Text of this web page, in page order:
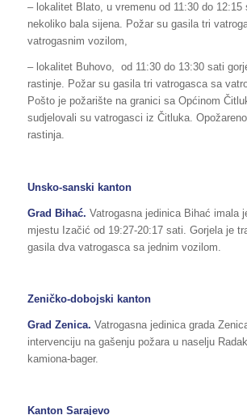
– lokalitet Blato, u vremenu od 11:30 do 12:15
nekoliko bala sijena. Požar su gasila tri
vatrogasnim vozilom,
– lokalitet Buhovo, od 11:30 do 13:30 sati
rastinje. Požar su gasila tri vatrogasca sa
Pošto je požarište na granici sa Općinom
sudjelovali su vatrogasci iz Čitluka.
rastinja.
Unsko-sanski kanton
Grad Bihać. Vatrogasna jedinica Bihać imala
mjestu Izačić od 19:27-20:17 sati. Gorjela je
gasila dva vatrogasca sa jednim vozilom.
Zeničko-dobojski kanton
Grad Zenica. Vatrogasna jedinica grada
intervenciju na gašenju požara u naselju
kamiona-bager.
Kanton Sarajevo